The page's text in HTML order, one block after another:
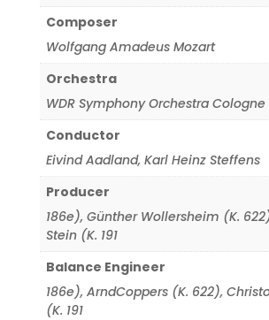
Composer
Wolfgang Amadeus Mozart
Orchestra
WDR Symphony Orchestra Cologne
Conductor
Eivind Aadland, Karl Heinz Steffens
Producer
186e), Günther Wollersheim (K.
Stein (K. 191
Balance Engineer
186e), ArndCoppers (K. 622),
(K. 191